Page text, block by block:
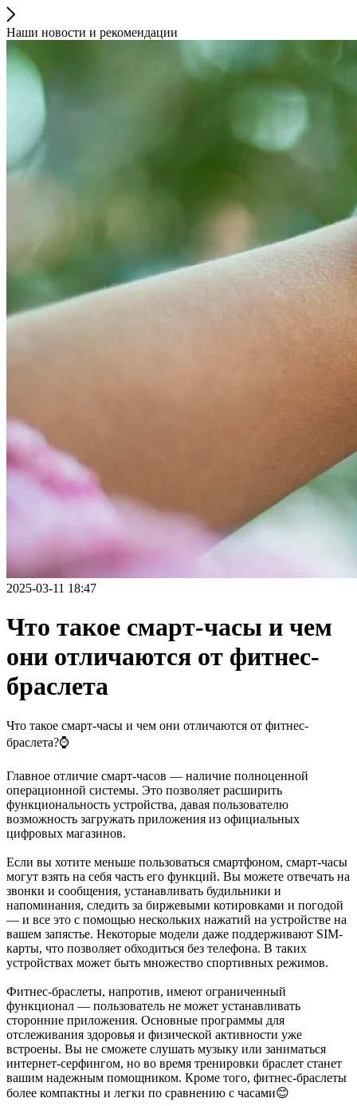
Наши новости и рекомендации
2025-03-11 18:47
Что такое смарт-часы и чем
они отличаются от фитнес-
браслета
Что такое смарт-часы и чем они отличаются от фитнес-
браслета?⌚
Главное отличие смарт-часов — наличие полноценной
операционной системы. Это позволяет расширить
функциональность устройства, давая пользователю
возможность загружать приложения из официальных
цифровых магазинов.
Если вы хотите меньше пользоваться смартфоном, смарт-часы
могут взять на себя часть его функций. Вы можете отвечать на
звонки и сообщения, устанавливать будильники и
напоминания, следить за биржевыми котировками и погодой
— и все это с помощью нескольких нажатий на устройстве на
вашем запястье. Некоторые модели даже поддерживают SIM-
карты, что позволяет обходиться без телефона. В таких
устройствах может быть множество спортивных режимов.
Фитнес-браслеты, напротив, имеют ограниченный
функционал — пользователь не может устанавливать
сторонние приложения. Основные программы для
отслеживания здоровья и физической активности уже
встроены. Вы не сможете слушать музыку или заниматься
интернет-серфингом, но во время тренировки браслет станет
вашим надежным помощником. Кроме того, фитнес-браслеты
более компактны и легки по сравнению с часами😊